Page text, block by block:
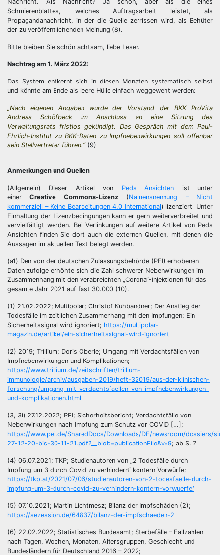
Nachricht. Als Nachricht? Ja schon, aber als die eines
Schmierenblattes, welches Auftragsarbeit leistet, als
Propagandanachricht, in der die Quelle zerrissen wird, als Behüter
der zu veröffentlichenden Meinung (8).
Bitte bleiben Sie schön achtsam, liebe Leser.
Nachtrag am 1. März 2022:
Das System entkernt sich in diesen Monaten systematisch selbst
und könnte am Ende als leere Hülle einfach weggeweht werden:
„Nach eigenen Angaben wurde der Vorstand der BKK ProVita
Andreas Schöfbeck im Anschluss an eine Sitzung des
Verwaltungsrats fristlos gekündigt. Das Gespräch mit dem Paul-
Ehrlich-Institut zu BKK-Daten zu Impfnebenwirkungen soll offenbar
sein Stellvertreter führen.“(9)
Anmerkungen und Quellen
(Allgemein) Dieser Artikel von Peds Ansichten ist unter
einerCreative Commons-Lizenz(Namensnennung – Nicht
kommerziell – Keine Bearbeitungen 4.0 International) lizenziert. Unter
Einhaltung der Lizenzbedingungen kann er gern weiterverbreitet und
vervielfältigt werden. Bei Verlinkungen auf weitere Artikel von Peds
Ansichten finden Sie dort auch die externen Quellen, mit denen die
Aussagen im aktuellen Text belegt werden.
(a1) Den von der deutschen Zulassungsbehörde (PEI) erhobenen
Daten zufolge erhöhte sich die Zahl schwerer Nebenwirkungen im
Zusammenhang mit den verabreichten „Corona“-Injektionen für das
gesamte Jahr 2021 auf fast 30.000 (10).
(1) 21.02.2022; Multipolar; Christof Kuhbandner; Der Anstieg der
Todesfälle im zeitlichen Zusammenhang mit den Impfungen: Ein
Sicherheitssignal wird ignoriert; https://multipolar-
magazin.de/artikel/ein-sicherheitssignal-wird-ignoriert
(2) 2019; Trillium; Doris Oberle; Umgang mit Verdachtsfällen von
Impfnebenwirkungen und Komplikationen;
https://www.trillium.de/zeitschriften/trillium-
immunologie/archiv/ausgaben-2019/heft-32019/aus-der-klinischen-
forschung/umgang-mit-verdachtsfaellen-von-impfnebenwirkungen-
und-komplikationen.html
(3, 3i) 27.12.2022; PEI; Sicherheitsbericht; Verdachtsfälle von
Nebenwirkungen nach Impfung zum Schutz vor COVID […];
https://www.pei.de/SharedDocs/Downloads/DE/newsroom/dossiers/
27-12-20-bis-30-11-21.pdf?__blob=publicationFile&v=9; ab S. 7
(4) 06.07.2021; TKP; Studienautoren von „2 Todesfälle durch
Impfung um 3 durch Covid zu verhindern“ kontern Vorwürfe;
https://tkp.at/2021/07/06/studienautoren-von-2-todesfaelle-durch-
impfung-um-3-durch-covid-zu-verhindern-kontern-vorwuerfe/
(5) 07.10.2021; Martin Lichtmesz; Bilanz der Impfschäden (2);
https://sezession.de/64837/bilanz-der-impfschaeden-2
(6) 22.02.2022; Statistisches Bundesamt; Sterbefälle – Fallzahlen
nach Tagen, Wochen, Monaten, Altersgruppen, Geschlecht und
Bundesländern für Deutschland 2016 – 2022;